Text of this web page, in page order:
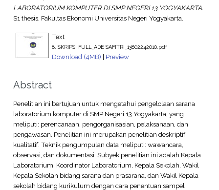
LABORATORIUM KOMPUTER DI SMP NEGERI 13 YOGYAKARTA.
S1 thesis, Fakultas Ekonomi Universitas Negeri Yogyakarta.
Text
8. SKRIPSI FULL_ADE SAFITRI_13802242010.pdf
Download (4MB) | Preview
Abstract
Penelitian ini bertujuan untuk mengetahui pengelolaan sarana
laboratorium komputer di SMP Negeri 13 Yogyakarta, yang
meliputi: perencanaan, pengorganisasian, pelaksanaan, dan
pengawasan. Penelitian ini merupakan penelitian deskriptif
kualitatif. Teknik pengumpulan data meliputi: wawancara,
observasi, dan dokumentasi. Subyek penelitian ini adalah Kepala
Laboratorium, Koordinator Laboratorium, Kepala Sekolah, Wakil
Kepala Sekolah bidang sarana dan prasarana, dan Wakil Kepala
sekolah bidang kurikulum dengan cara penentuan sampel